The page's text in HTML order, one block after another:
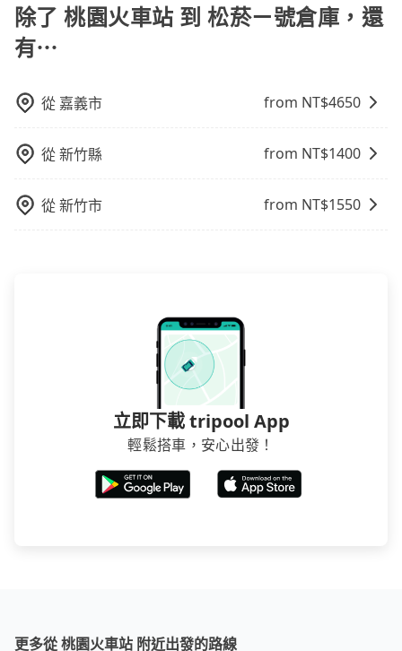
機也絕對不會在車內吸煙，於新冠肺炎期間也絕對全程
配戴口罩。tripool之所以能將價格壓在市價7~8折的主
因來自於自行研發的AI車輛調度演算法，能有效降低空
在成本的控制，更是在傳統旺季（年假、端午、中秋、
用到不熟悉的司機或者轉單給其他車行的情況比同行更
低，如此便反應在服務品質的控管會更佳。但tripool網
保證前一天中午以前均可全額取消退費，如已經決定好
費，通常以每小時為單位，客戶可以根據自己的需要預
定一定時間的包車服務。這種服務適用於需要在城市內
多個地點間來回穿梭的客戶，例如市區觀光、商務差旅
費，客戶可以預先告知出發地點A到目的地B，會根據路
線和里程來計算費用。這種服務通常適用於單程或從一
個城市到另一個城市的長途包車。
除了 桃園火車站 到 松菸ㄧ號倉庫，還
有⋯
從 嘉義市 from NT$4650
從新竹縣 from NT$1400
從新竹市 from NT$1550
立即下載 tripool App
輕鬆搭車，安心出發！
更多從 桃園火車站 附近出發的路線